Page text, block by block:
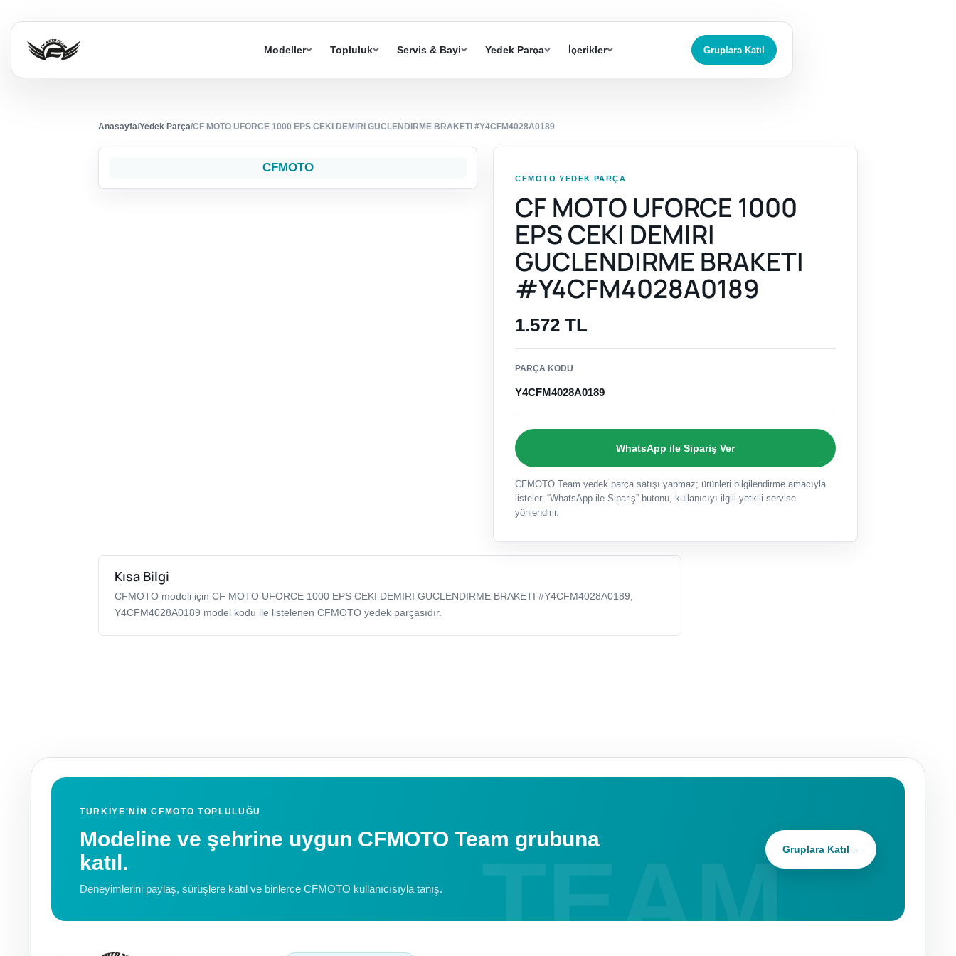
Modeller Topluluk Servis & Bayi Yedek Parça İçerikler Gruplara Katıl
Anasayfa/Yedek Parça/CF MOTO UFORCE 1000 EPS CEKI DEMIRI GUCLENDIRME BRAKETI #Y4CFM4028A0189
CFMOTO
CFMOTO YEDEK PARÇA
CF MOTO UFORCE 1000
EPS CEKI DEMIRI
GUCLENDIRME BRAKETI
#Y4CFM4028A0189
1.572 TL
PARÇA KODU
Y4CFM4028A0189
WhatsApp ile Sipariş Ver
CFMOTO Team yedek parça satışı yapmaz; ürünleri bilgilendirme amacıyla
listeler. “WhatsApp ile Sipariş” butonu, kullanıcıyı ilgili yetkili servise
yönlendirir.
Kısa Bilgi
CFMOTO modeli için CF MOTO UFORCE 1000 EPS CEKI DEMIRI GUCLENDIRME BRAKETI #Y4CFM4028A0189,
Y4CFM4028A0189 model kodu ile listelenen CFMOTO yedek parçasıdır.
TÜRKIYE'NIN CFMOTO TOPLULUĞU
Modeline ve şehrine uygun CFMOTO Team grubuna
katıl.
Deneyimlerini paylaş, sürüşlere katıl ve binlerce CFMOTO kullanıcısıyla tanış.
Gruplara Katıl→